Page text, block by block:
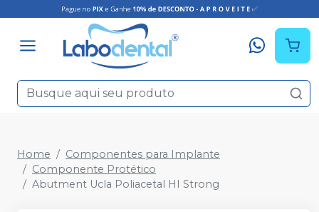
Home
Componentes para Implante
Componente Protético
Abutment Ucla Poliacetal HI Strong